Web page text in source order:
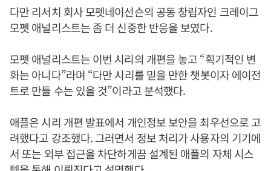
다만 리서치 회사 모펫네이선슨의 공동 창립자인 크레이그
모펫 애널리스트는 좀 더 신중한 반응을 보였다.
모펫 애널리스트는 이번 시리의 개편을 놓고 “획기적인 변
화는 아니다”라며 “다만 시리를 믿을 만한 챗봇이자 에이전
트로 만들 수는 있을 것”이라고 분석했다.
애플은 시리 개편 발표에서 개인정보 보안을 최우선으로 고
려했다고 강조했다. 그러면서 정보 처리가 사용자의 기기에
서 또는 외부 접근을 차단하게끔 설계된 애플의 자체 시스